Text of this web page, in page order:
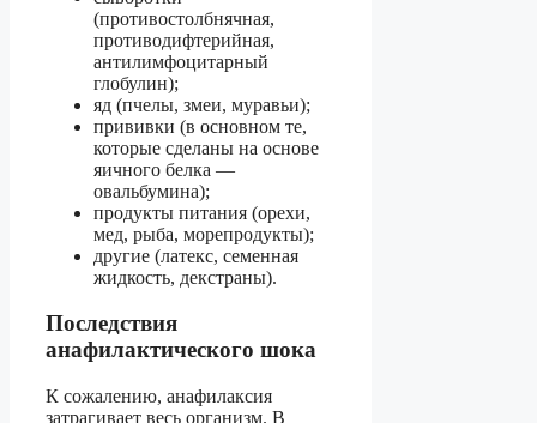
(противостолбнячная,
противодифтерийная,
антилимфоцитарный
глобулин);
яд (пчелы, змеи, муравьи);
прививки (в основном те,
которые сделаны на основе
яичного белка —
овальбумина);
продукты питания (орехи,
мед, рыба, морепродукты);
другие (латекс, семенная
жидкость, декстраны).
Последствия
анафилактического шока
К сожалению, анафилаксия
затрагивает весь организм. В